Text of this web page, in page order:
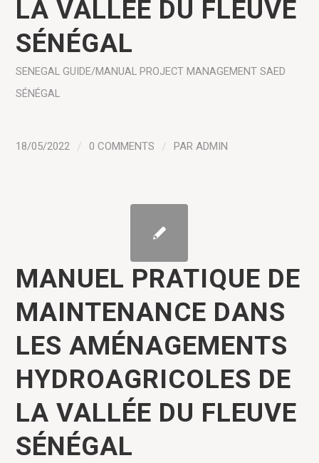
LA VALLÉE DU FLEUVE
SÉNÉGAL
SENEGAL GUIDE/MANUAL PROJECT MANAGEMENT SAED
SÉNÉGAL
18/05/2022 / 0 COMMENTS / PARADMIN
MANUEL PRATIQUE DE
MAINTENANCE DANS
LES AMÉNAGEMENTS
HYDROAGRICOLES DE
LA VALLÉE DU FLEUVE
SÉNÉGAL